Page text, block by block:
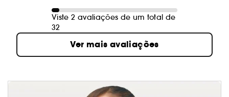
Viste 2 avaliações de um total de
32
Ver mais avaliações